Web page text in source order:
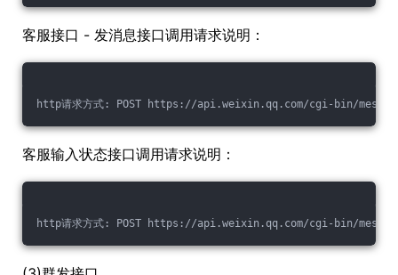
客服接口 - 发消息接口调用请求说明：
http请求方式: POST https://api.weixin.qq.com/cgi-bin/message/
客服输入状态接口调用请求说明：
http请求方式: POST https://api.weixin.qq.com/cgi-bin/message/